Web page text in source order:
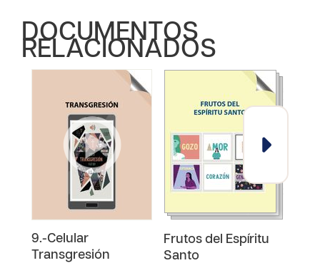
DOCUMENTOS
RELACIONADOS
9.-Celular
Transgresión
Frutos del Espíritu
Santo